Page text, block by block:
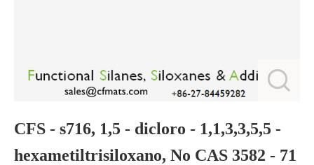
CFS - s716, 1,5 - dicloro - 1,1,3,3,5,5 -
hexametiltrisiloxano, No CAS 3582 - 71